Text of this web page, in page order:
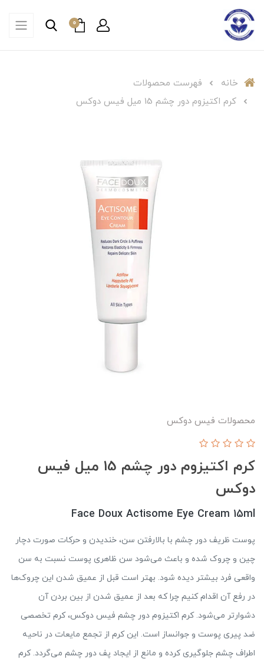
0
خانه
فهرست محصولات
کرم اکتیزوم دور چشم 15 میل فیس دوکس
محصولات فیس دوکس
کرم اکتیزوم دور چشم 15 میل فیس
دوکس
Face Doux Actisome Eye Cream 15ml
پوست ظریف دور چشم با بالارفتن سن، خندیدن و حرکات صورت دچار
چین و چروک شده و باعث می‌شود سن ظاهری پوست نسبت به سن
واقعی فرد بیشتر دیده شود. بهتر است قبل از عمیق شدن این چروک‌ها
در رفع آن اقدام کنیم چرا که بعد از عمیق شدن از بین بردن آن
دشوارتر می‌شود. کرم اکتیزوم دور چشم فیس دوکس، کرم تخصصی
ضد پیری پوست و جوانساز است. این کرم از تجمع مایعات در ناحیه
اطراف چشم جلوگیری کرده و مانع از ایجاد پف دور چشم می‌گردد. کرم